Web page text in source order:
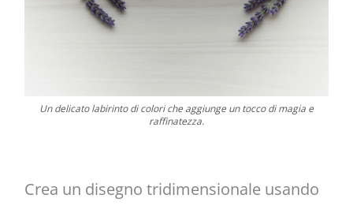
Un delicato labirinto di colori che aggiunge un tocco di magia e
raffinatezza.
Crea un disegno tridimensionale usando